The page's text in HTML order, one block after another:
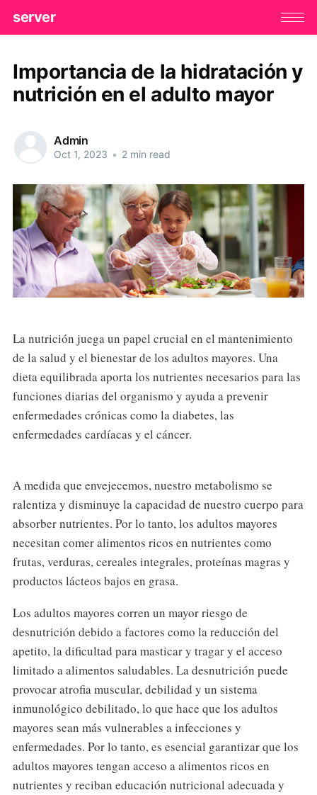
server
Importancia de la hidratación y
nutrición en el adulto mayor
Admin
Oct 1, 2023 • 2 min read
La nutrición juega un papel crucial en el mantenimiento
de la salud y el bienestar de los adultos mayores. Una
dieta equilibrada aporta los nutrientes necesarios para las
funciones diarias del organismo y ayuda a prevenir
enfermedades crónicas como la diabetes, las
enfermedades cardíacas y el cáncer.
A medida que envejecemos, nuestro metabolismo se
ralentiza y disminuye la capacidad de nuestro cuerpo para
absorber nutrientes. Por lo tanto, los adultos mayores
necesitan comer alimentos ricos en nutrientes como
frutas, verduras, cereales integrales, proteínas magras y
productos lácteos bajos en grasa.
Los adultos mayores corren un mayor riesgo de
desnutrición debido a factores como la reducción del
apetito, la dificultad para masticar y tragar y el acceso
limitado a alimentos saludables. La desnutrición puede
provocar atrofia muscular, debilidad y un sistema
inmunológico debilitado, lo que hace que los adultos
mayores sean más vulnerables a infecciones y
enfermedades. Por lo tanto, es esencial garantizar que los
adultos mayores tengan acceso a alimentos ricos en
nutrientes y reciban educación nutricional adecuada y